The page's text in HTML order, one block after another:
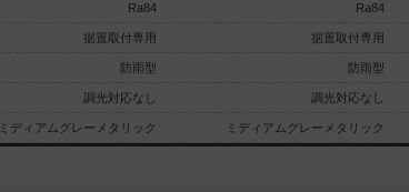
Ra84
据置取付専用
防雨型
調光対応なし
ミディアムグレーメタリック
Ra84
据置取付専用
防雨型
調光対応なし
ミディアムグレーメタリック